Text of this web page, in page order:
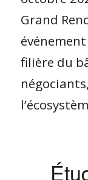
Grand
filière du